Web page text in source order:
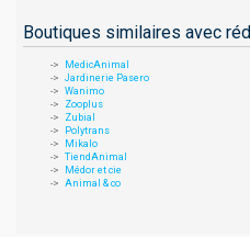
Boutiques similaires avec
MedicAnimal
Jardinerie Pasero
Wanimo
Zooplus
Zubial
Polytrans
Mikalo
TiendAnimal
Médor et cie
Animal & co